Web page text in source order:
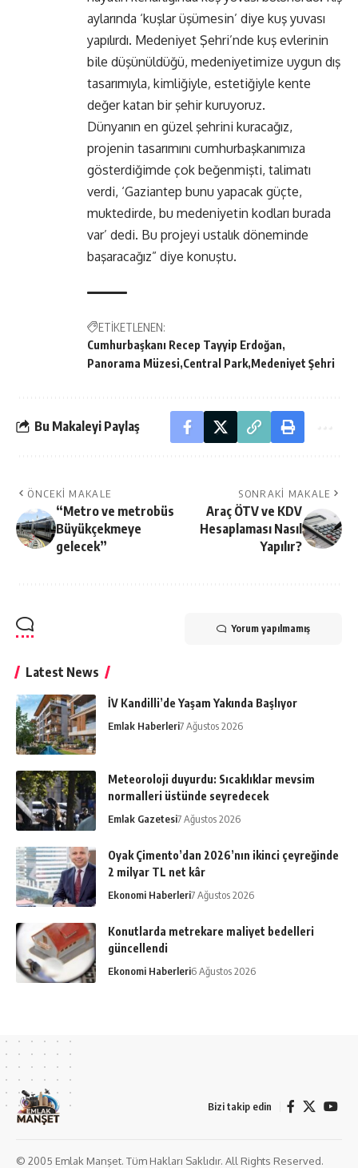
aylarında ‘kuşlar üşümesin’ diye kuş yuvası
yapılırdı. Medeniyet Şehri’nde kuş evlerinin
bile düşünüldüğü, medeniyetimize uygun dış
tasarımıyla, kimliğiyle, estetiğiyle kente
değer katan bir şehir kuruyoruz.
Dünyanın en güzel şehrini kuracağız,
projenin tasarımını cumhurbaşkanımıza
gösterdiğimde çok beğenmişti, talimatı
verdi, ‘Gaziantep bunu yapacak güçte,
muktedirde, bu medeniyetin kodları burada
var’ dedi. Bu projeyi ustalık döneminde
başaracağız” diye konuştu.
ETİKETLENEN:
Cumhurbaşkanı Recep Tayyip Erdoğan
Panorama Müzesi Central Park Medeniyet Şehri
Bu Makaleyi Paylaş
ÖNCEKI MAKALE
“Metro ve metrobüs
Büyükçekmeye
gelecek”
SONRAKI MAKALE
Araç ÖTV ve KDV
Hesaplaması Nasıl
Yapılır?
Yorum yapılmamış
Latest News
İV Kandilli’de Yaşam Yakında Başlıyor
Emlak Haberleri7 Ağustos 2026
Meteoroloji duyurdu: Sıcaklıklar mevsim
normalleri üstünde seyredecek
Emlak Gazetesi7 Ağustos 2026
Oyak Çimento’dan 2026’nın ikinci çeyreğinde
2 milyar TL net kâr
Ekonomi Haberleri7 Ağustos 2026
Konutlarda metrekare maliyet bedelleri
güncellendi
Ekonomi Haberleri6 Ağustos 2026
Bizi takip edin
© 2005 Emlak Manşet. Tüm Hakları Saklıdır. All Rights Reserved.